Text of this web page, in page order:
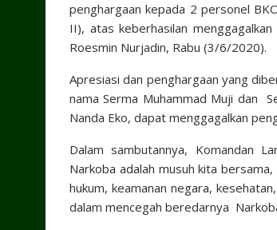
penghargaan kepada 2 personel
II), atas keberhasilan
Roesmin Nurjadin, Rabu (3/6/2020).
Apresiasi dan penghargaan yang
nama Serma Muhammad Muji dan
Nanda Eko, dapat menggagalkan
Dalam sambutannya, Komandan
Narkoba adalah musuh kita
hukum, keamanan negara,
dalam mencegah beredarnya